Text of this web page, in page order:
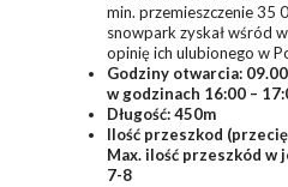
min. przemieszczenie 35
snowpark zyskał wśród
opinię ich ulubionego w
Godziny otwarcia:
w godzinach 16:00 –
Długość: 450m
Ilość przeszkod
Max. ilość przeszkód w
7-8